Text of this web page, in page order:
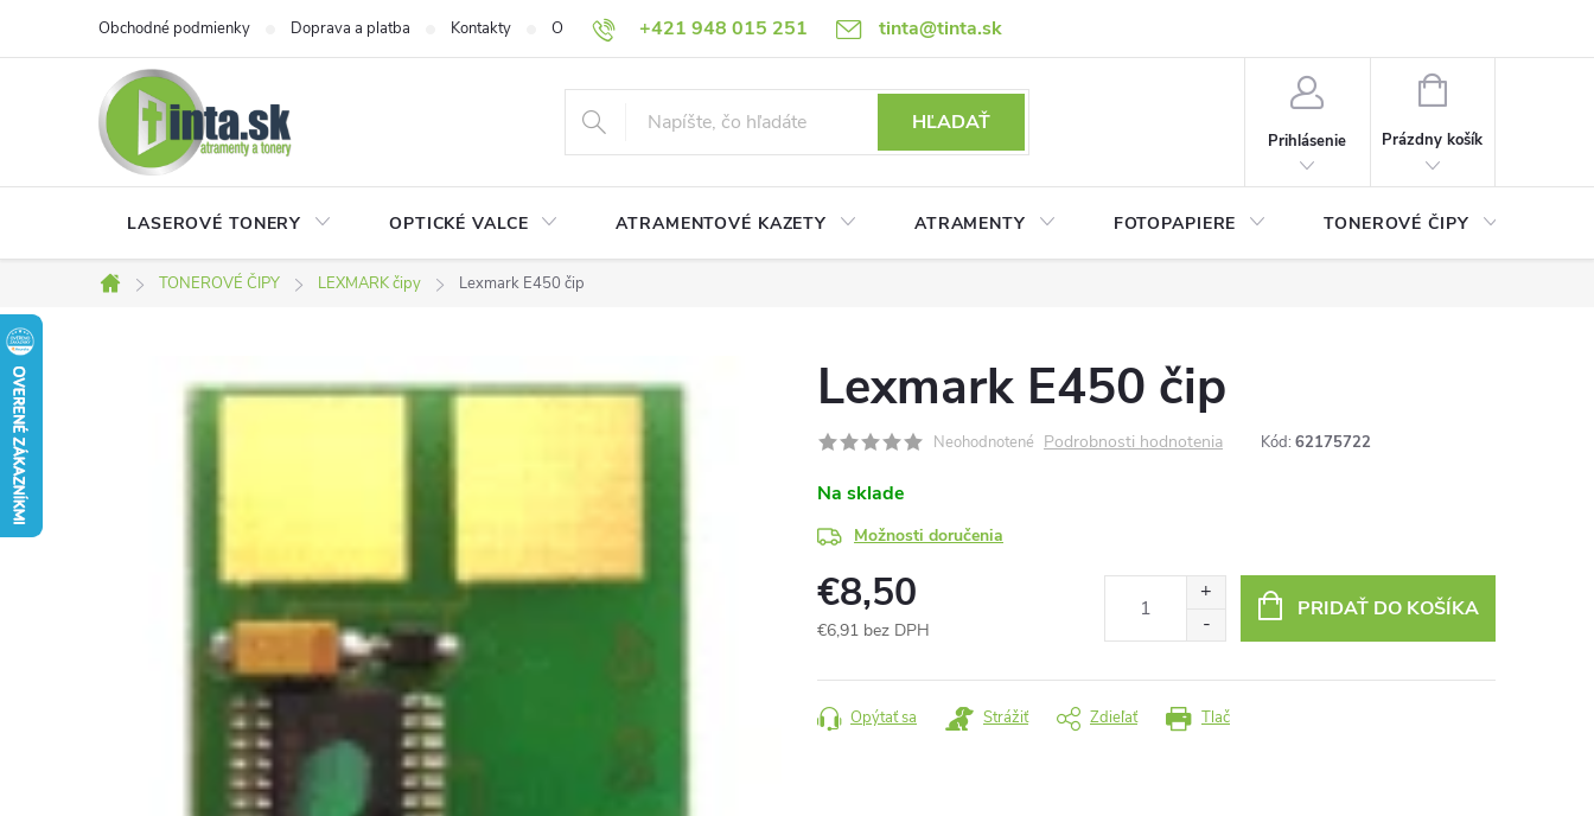
+421 948 015 251 tinta@tinta.sk
Obchodné podmienky Doprava a platba Kontakty O nás Často kladené otázky Ako nakupovať Ochrana osobný údajov (GDPR)
HĽADAŤ
Prihlásenie
NÁKUPNÝ
Prázdny košík
LASEROVÉ TONERY OPTICKÉ VALCE ATRAMENTOVÉ KAZETY ATRAMENTY FOTOPAPIERE TONEROVÉ ČIPY
Domov
TONEROVÉ ČIPY LEXMARK čipy Lexmark E450 čip
Lexmark E450 čip
Neohodnotené Podrobnosti hodnotenia Kód: 62175722
Na sklade
Možnosti doručenia
€8,50
€6,91 bez DPH
cena:
PRIDAŤ DO KOŠÍKA
Tlač
Opýtať sa Strážiť Zdieľať